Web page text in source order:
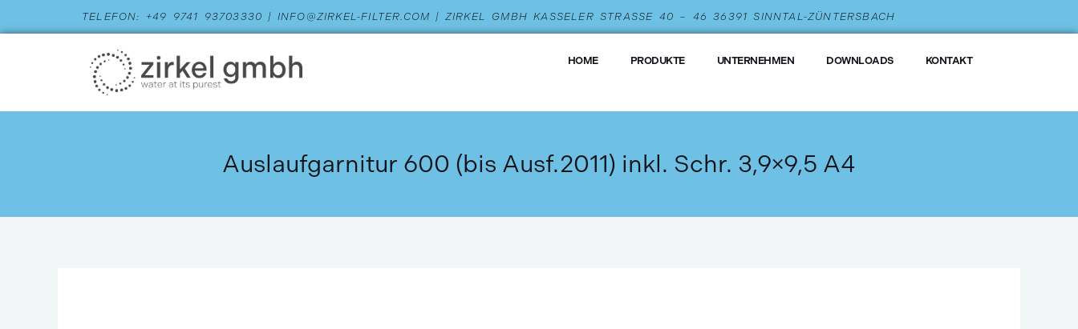
Inhalt
TELEFON: +49 9741 93703330 | INFO@ZIRKEL-FILTER.COM | ZIRKEL GMBH KASSELER STRASSE 40 – 46 36391 SINNTAL-ZÜNTERSBACH
HOME PRODUKTE UNTERNEHMEN DOWNLOADS KONTAKT
Auslaufgarnitur 600 (bis Ausf.2011) inkl. Schr. 3,9×9,5 A4